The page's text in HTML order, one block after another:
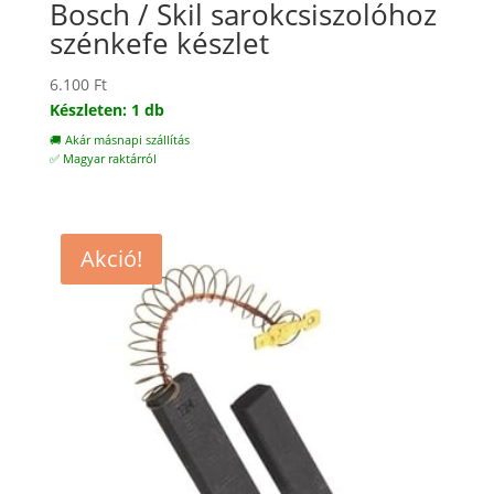
Bosch / Skil sarokcsiszolóhoz
szénkefe készlet
6.100 Ft
Készleten: 1 db
🚚 Akár másnapi szállítás
✅ Magyar raktárról
Akció!